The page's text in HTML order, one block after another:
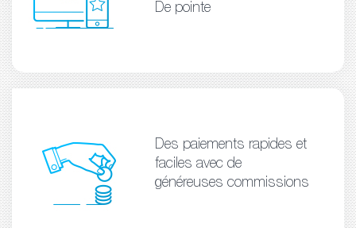
De pointe
Des paiements rapides et
faciles avec de
généreuses commissions